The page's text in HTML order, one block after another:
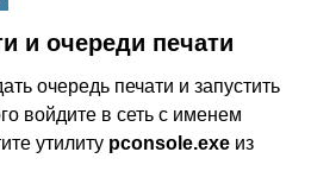
и очереди печати
очередь печати и запустить
войдите в сеть с именем
утилиту pconsole.exe из